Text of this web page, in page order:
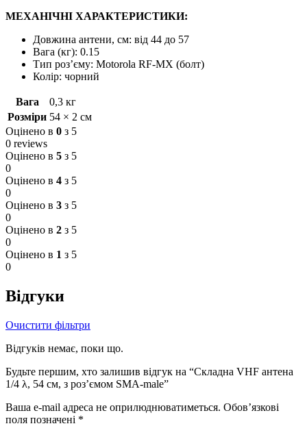
МЕХАНІЧНІ ХАРАКТЕРИСТИКИ:
Довжина антени, см: від 44 до 57
Вага (кг): 0.15
Тип роз’єму: Motorola RF-MX (болт)
Колір: чорний
Вага
0,3 кг
Розміри 54 × 2 см
Оцінено в 0 з 5
0 reviews
Оцінено в 5 з 5
0
Оцінено в 4 з 5
0
Оцінено в 3 з 5
0
Оцінено в 2 з 5
0
Оцінено в 1 з 5
0
Відгуки
Очистити фільтри
Відгуків немає, поки що.
Будьте першим, хто залишив відгук на “Складна VHF антена
1/4 λ, 54 см, з роз’ємом SMA-male”
Ваша e-mail адреса не оприлюднюватиметься. Обов’язкові
поля позначені *